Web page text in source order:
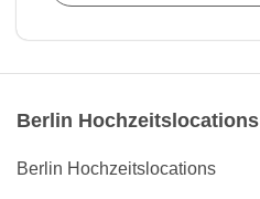
Berlin Hochzeitslocations
Berlin Hochzeitslocations